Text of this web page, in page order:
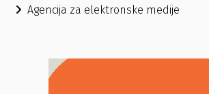
Agencija za elektronske medije